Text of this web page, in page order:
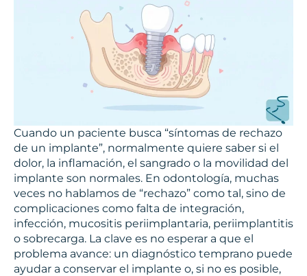
Cuando un paciente busca “síntomas de rechazo
de un implante”, normalmente quiere saber si el
dolor, la inflamación, el sangrado o la movilidad del
implante son normales. En odontología, muchas
veces no hablamos de “rechazo” como tal, sino de
complicaciones como falta de integración,
infección, mucositis periimplantaria, periimplantitis
o sobrecarga. La clave es no esperar a que el
problema avance: un diagnóstico temprano puede
ayudar a conservar el implante o, si no es posible,